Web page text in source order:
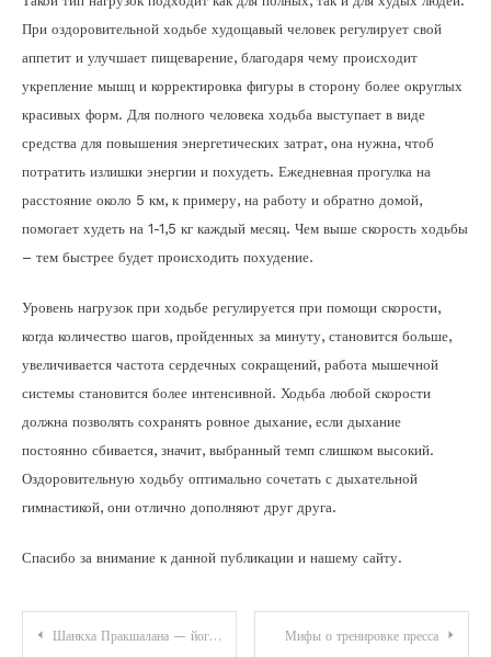
При оздоровительной ходьбе худощавый человек регулирует свой
аппетит и улучшает пищеварение, благодаря чему происходит
укрепление мышц и корректировка фигуры в сторону более округлых
красивых форм. Для полного человека ходьба выступает в виде
средства для повышения энергетических затрат, она нужна, чтоб
потратить излишки энергии и похудеть. Ежедневная прогулка на
расстояние около 5 км, к примеру, на работу и обратно домой,
помогает худеть на 1-1,5 кг каждый месяц. Чем выше скорость ходьбы
– тем быстрее будет происходить похудение.
Уровень нагрузок при ходьбе регулируется при помощи скорости,
когда количество шагов, пройденных за минуту, становится больше,
увеличивается частота сердечных сокращений, работа мышечной
системы становится более интенсивной. Ходьба любой скорости
должна позволять сохранять ровное дыхание, если дыхание
постоянно сбивается, значит, выбранный темп слишком высокий.
Оздоровительную ходьбу оптимально сочетать с дыхательной
гимнастикой, они отлично дополняют друг друга.
Спасибо за внимание к данной публикации и нашему сайту.
Навигация
Шанкха Пракшалана — йогическая практика очищения кишечника Мифы о тренировке пресса